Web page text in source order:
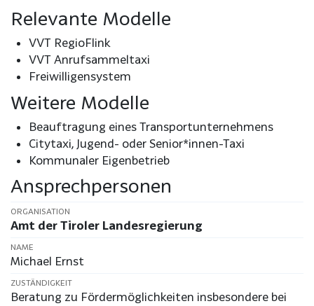
Relevante Modelle
VVT RegioFlink
VVT Anrufsammeltaxi
Freiwilligensystem
Weitere Modelle
Beauftragung eines Transportunternehmens
Citytaxi, Jugend- oder Senior*innen-Taxi
Kommunaler Eigenbetrieb
Ansprechpersonen
ORGANISATION
Amt der Tiroler Landesregierung
NAME
Michael Ernst
ZUSTÄNDIGKEIT
Beratung zu Fördermöglichkeiten insbesondere bei